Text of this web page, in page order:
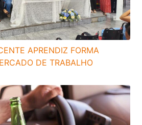
APRENDIZ FORMA
DE TRABALHO